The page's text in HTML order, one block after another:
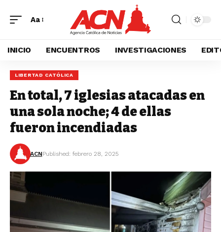
Aa
INICIO ENCUENTROS INVESTIGACIONES
LIBERTAD CATÓLICA
En total, 7 iglesias atacadas en
una sola noche; 4 de ellas
fueron incendiadas
ACNPublished: febrero 28, 2025